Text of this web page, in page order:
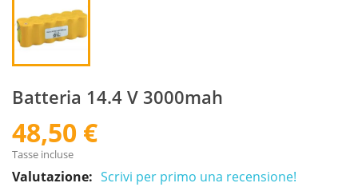
Batteria 14.4 V 3000mah
48,50 €
Tasse incluse
Valutazione: Scrivi per primo una recensione!